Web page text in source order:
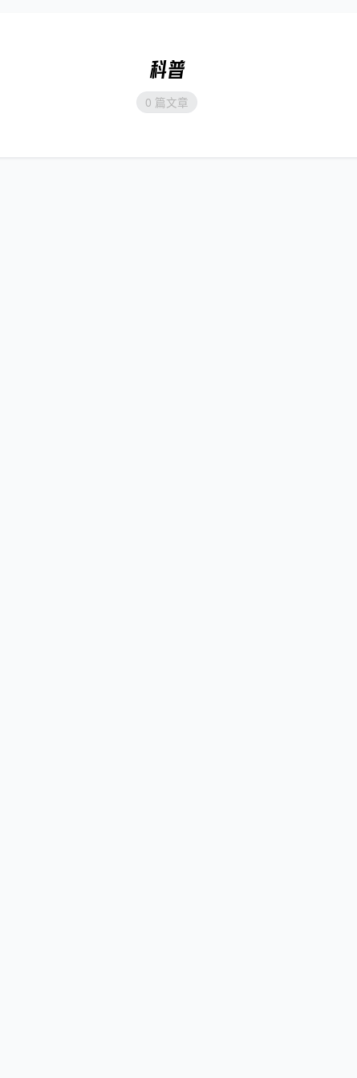
科普
0 篇文章